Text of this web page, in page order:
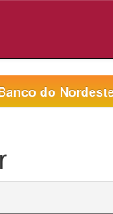
do